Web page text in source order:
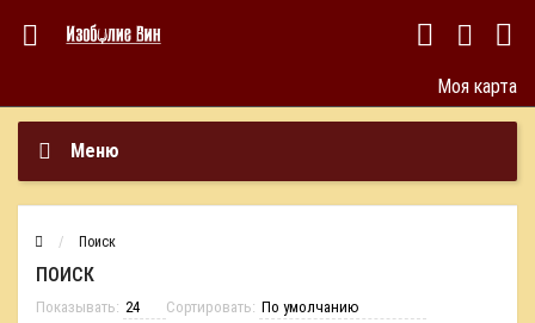
Моя карта
Меню
Поиск
ПОИСК
Показывать: Сортировать: